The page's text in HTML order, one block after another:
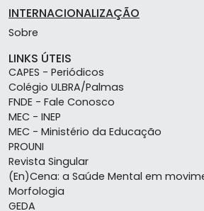
INTERNACIONALIZAÇÃO
Sobre
LINKS ÚTEIS
CAPES - Periódicos
Colégio ULBRA/Palmas
FNDE - Fale Conosco
MEC - INEP
MEC - Ministério da Educação
PROUNI
Revista Singular
(En)Cena: a Saúde Mental em
Morfologia
GEDA